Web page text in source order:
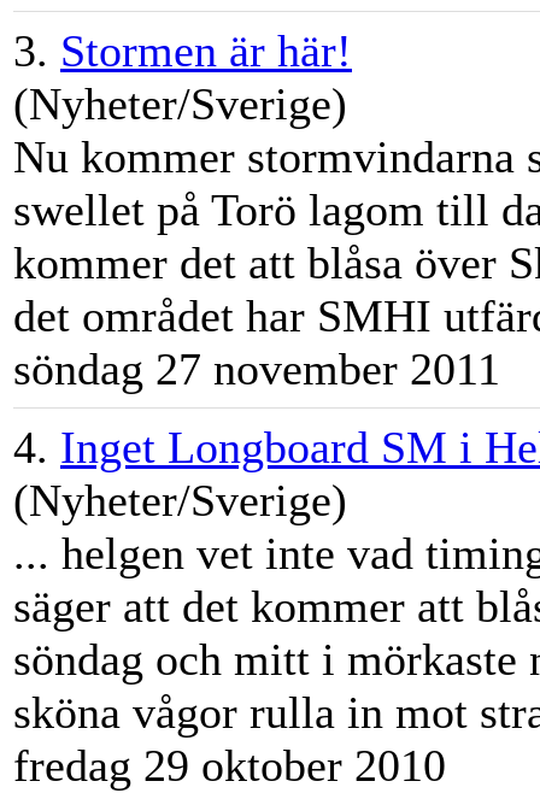
3. Stormen är här!
(Nyheter/Sverige)
Nu kommer stormvindarna
swellet på Torö lagom till
kommer det att blåsa över
det området har SMHI
söndag 27 november 2011
4. Inget Longboard SM i
(Nyheter/Sverige)
... helgen vet inte vad
säger att det kommer att bl
söndag och mitt i mörkaste
sköna vågor rulla in mot
fredag 29 oktober 2010